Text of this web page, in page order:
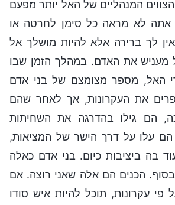
המנהליים של האל יותר מפעם
אתה לא מראה כל סימן לחרטה או
לך ברירה אלא להיות מושלך אל
מעניש את האדם. במהלך הזמן שבו
האל, מספר מצומצם של בני אדם
את העקרונות, אך לאחר שהם
הם גילו בהדרגה את השחיתות
עלו על דרך הישר של המציאות,
בה ביציבות כיום. בני אדם כאלה
הכנים הם אלה שאני רוצה. אם
פי עקרונות, תוכל להיות איש סודו